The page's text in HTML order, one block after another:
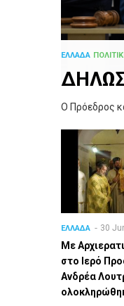
ΕΛΛΑΔΑ
Ο Πρόεδρος
ΕΛΛΑΔΑ 30
Με
στο Ιερό
Ανδρέα